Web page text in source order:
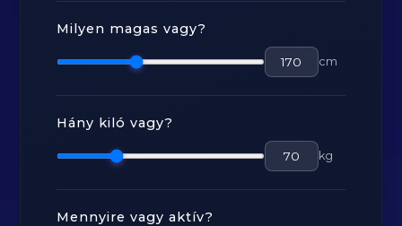
Milyen magas vagy?
cm
Hány kiló vagy?
kg
Mennyire vagy aktív?